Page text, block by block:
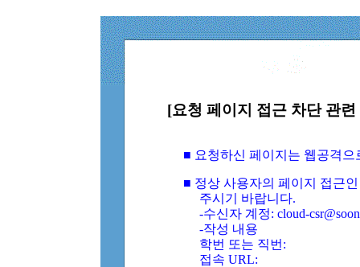
[요청 페이지 접근 차단 관
■ 요청하신 페이지는 웹공격
■ 정상 사용자의 페이지 접근
주시기 바랍니다.
-수신자 계정: cloud-
-작성 내용
학번 또는 직번:
접속 URL: